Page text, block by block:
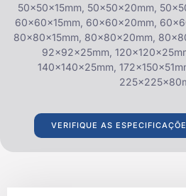
50x50x15mm, 50x50x20mm,
60x60x15mm, 60x60x20mm,
80x80x15mm, 80x80x20mm,
92x92x25mm,
140x140x25mm,
VERIFIQUE AS